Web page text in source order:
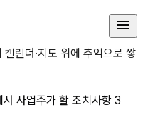
업을 하는 장
캘린더·지도 위에 추억으로 쌓
사업주가 할 조치사항 3